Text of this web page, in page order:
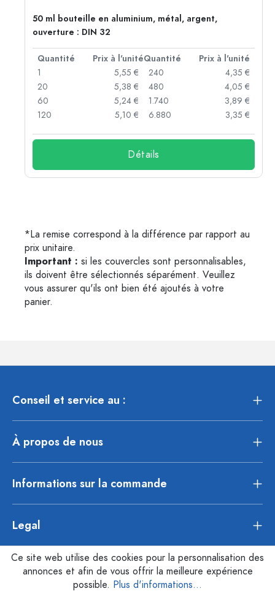
50 ml bouteille en aluminium, métal, argent,
ouverture : DIN 32
Quantité Prix à l'unitéQuantité
Prix à l'unité
1
5,55 €
20
5,38 €
60
5,24 €
120
5,10 €
240
4,35 €
480
4,05 €
1.740
3,89 €
6.880
3,35 €
Détails
*La remise correspond à la différence par rapport au
prix unitaire.
Important : si les couvercles sont personnalisables,
ils doivent être sélectionnés séparément. Veuillez
vous assurer qu'ils ont bien été ajoutés à votre
panier.
Conseil et service au :
À propos de nous
Informations sur la commande
Legal
Ce site web utilise des cookies pour la personnalisation des
annonces et afin de vous offrir la meilleure expérience
possible. Plus d'informations...